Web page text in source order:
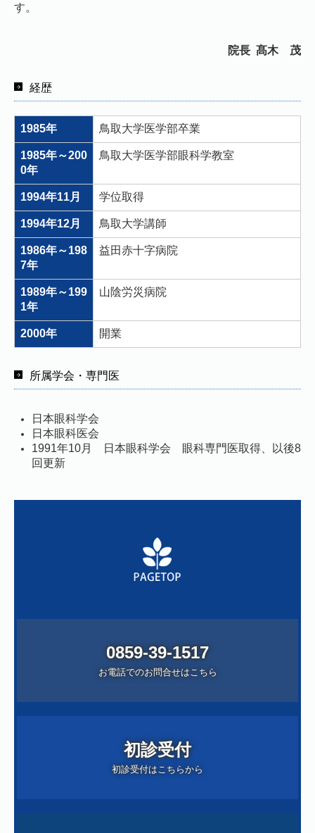
す。
院長 髙木 茂
経歴
1985年 鳥取大学医学部卒業
1985年～200
0年
鳥取大学医学部眼科学教室
1994年11月 学位取得
1994年12月 鳥取大学講師
1986年～198
7年
益田赤十字病院
1989年～199
1年
山陰労災病院
2000年 開業
所属学会・専門医
日本眼科学会
日本眼科医会
1991年10月 日本眼科学会 眼科専門医取得、以後8
回更新
0859-39-1517
お電話でのお問合せはこちら
初診受付
初診受付はこちらから